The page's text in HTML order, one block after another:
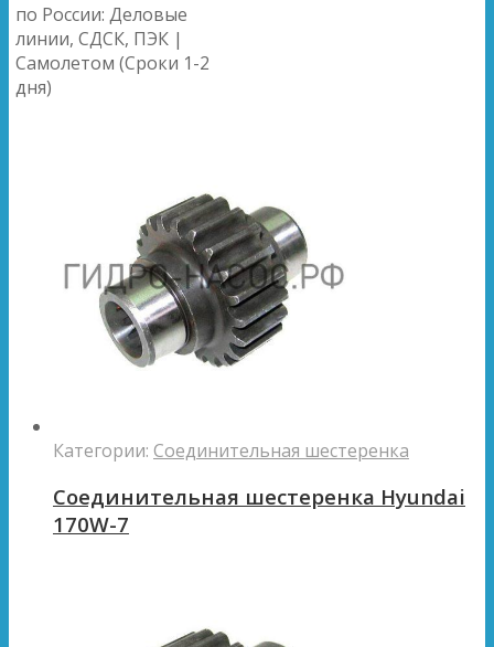
по России: Деловые
линии, СДСК, ПЭК |
Самолетом (Сроки 1-2
дня)
Категории: Соединительная шестеренка
Соединительная шестеренка Hyundai
170W-7